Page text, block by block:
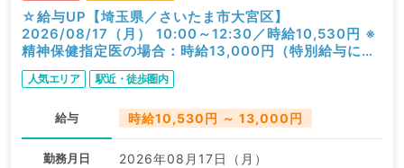
☆給与UP【埼玉県／さいたま市大宮区】
2026/08/17（月） 10:00～12:30／時給10,530円 ※
精神保健指定医の場合：時給13,000円（特別給与につ
き歩合無し）／一般外来／精神科
人気エリア 駅近・徒歩圏内
給与 時給10,530円 ～ 13,000円
勤務月日 2026年08月17日（月）